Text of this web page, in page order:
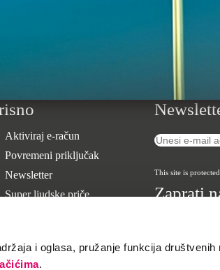
i oglasa, pružanje funkcija društvenih
.
Aktiviraj e-račun
Povremeni priključak
Newsletter
Super ljudske priče
Karijera
This site is
Zaprati